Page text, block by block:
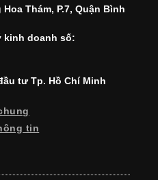
Thám, P.7, Quận Bình
kinh doanh số:
tư Tp. Hồ Chí Minh
tin